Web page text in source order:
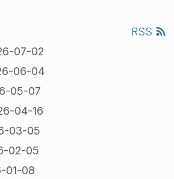
RSS
07-02
06-04
05-07
04-16
03-05
02-05
01-08